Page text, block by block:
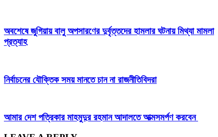
অবশেষে জুগিয়ায় বালু অপসারণের দুর্বৃত্তদের হামলার ঘটনায় মিথ্যা মামলা
প্রত্যাহ
নির্বাচনের যৌক্তিক সময় মানতে চান না রাজনীতিবিদরা
আমার দেশ পত্রিকার মাহমুদুর রহমান আদালতে আত্মসমর্পণ করবেন